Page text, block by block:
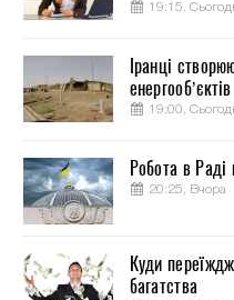
19:15,
Іранці
енергооб’єктів
19:00,
Робота в
20:25, Вчора
Куди
багатства